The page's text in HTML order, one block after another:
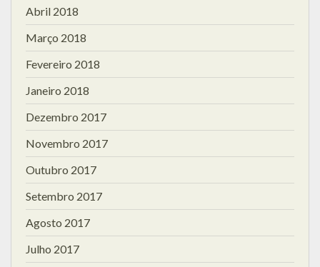
Abril 2018
Março 2018
Fevereiro 2018
Janeiro 2018
Dezembro 2017
Novembro 2017
Outubro 2017
Setembro 2017
Agosto 2017
Julho 2017